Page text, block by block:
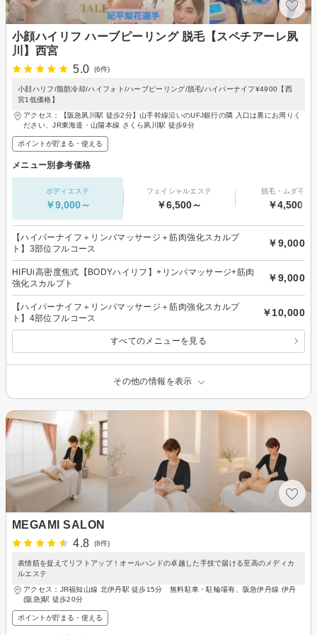
小顔ハイリフ ハーブピーリング 脱毛【スペチアーレ夙
川】西宮
5.0
(6件)
小顔ハリフ/脂肪冷却/ハイフォト/ハーブピーリング/脱毛/ハイパーナイフ¥4900【西
宮1低価格】
アクセス：【阪急夙川駅 徒歩2分】山手幹線沿いのUFJ銀行の隣 入口は裏にお周りく
ださい、JR東海道・山陽本線 さくら夙川駅 徒歩9分
ポイントが貯まる・使える
メニュー別参考価格
ボディエステ
￥9,000～
フェイシャルエステ
￥6,500～
脱毛・ムダ毛処
￥4,500～
【ハイパーナイフ＋リンパマッサージ＋筋肉強化スカルプ
ト】3部位フルコース
￥9,000
HIFUi高密度焦式【BODYハイリフ】+リンパマッサージ+筋肉
強化スカルプト
￥9,000
【ハイパーナイフ＋リンパマッサージ＋筋肉強化スカルプ
ト】4部位フルコース
￥10,000
すべてのメニューを見る
その他の情報を表示
MEGAMI SALON
4.8
(8件)
表情筋を捉えてリフトアップ！オールハンドの卓越した手技で届ける至高のメディカ
ルエステ
アクセス：JR福知山線 北伊丹駅 徒歩15分 無料駐車・駐輪場有、阪急伊丹線 伊丹
(阪急)駅 徒歩20分
ポイントが貯まる・使える